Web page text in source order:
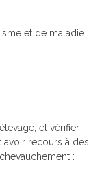
et de maladie
et vérifier
avoir recours à des
: